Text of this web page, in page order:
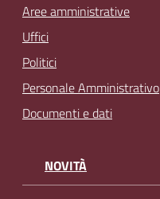
Aree amministrative
Uffici
Politici
Personale Amministrativo
Documenti e dati
NOVITÀ